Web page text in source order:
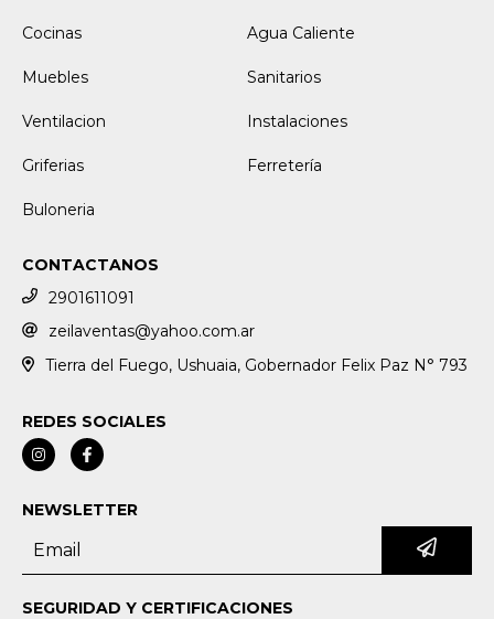
Cocinas Agua Caliente
Muebles Sanitarios
Ventilacion Instalaciones
Griferias Ferretería
Buloneria
CONTACTANOS
2901611091
zeilaventas@yahoo.com.ar
Tierra del Fuego, Ushuaia, Gobernador Felix Paz N° 793
REDES SOCIALES
NEWSLETTER
SEGURIDAD Y CERTIFICACIONES